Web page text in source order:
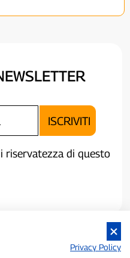
riservatezza di questo
Privacy Policy